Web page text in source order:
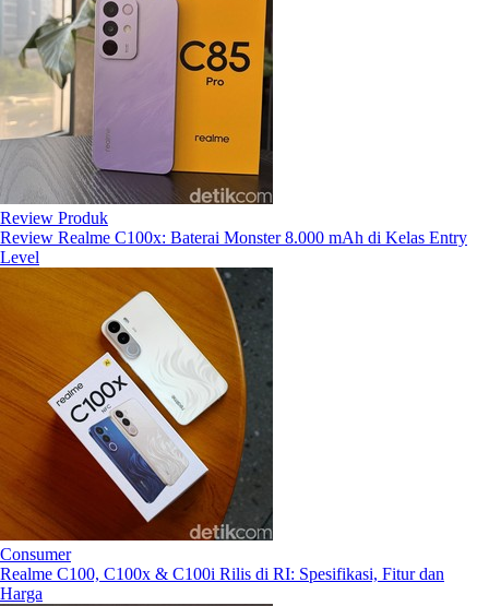
Review Produk
Review Realme C100x: Baterai Monster 8.000 mAh di Kelas Entry
Level
Consumer
Realme C100, C100x & C100i Rilis di RI: Spesifikasi, Fitur dan
Harga